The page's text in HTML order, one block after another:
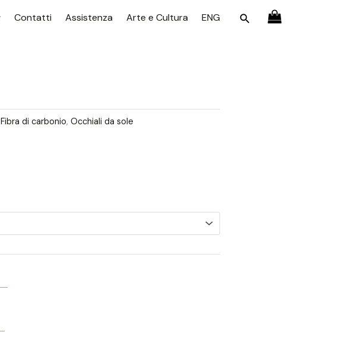
Contatti Assistenza Arte e Cultura ENG Cerca
Fibra di carbonio, Occhiali da sole